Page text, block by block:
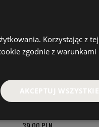
39.00 PLN
39.00 PLN
39.00 PLN
Korzystając z tej
zgodnie z warunkami
AKCEPTUJ WSZYSTKIE